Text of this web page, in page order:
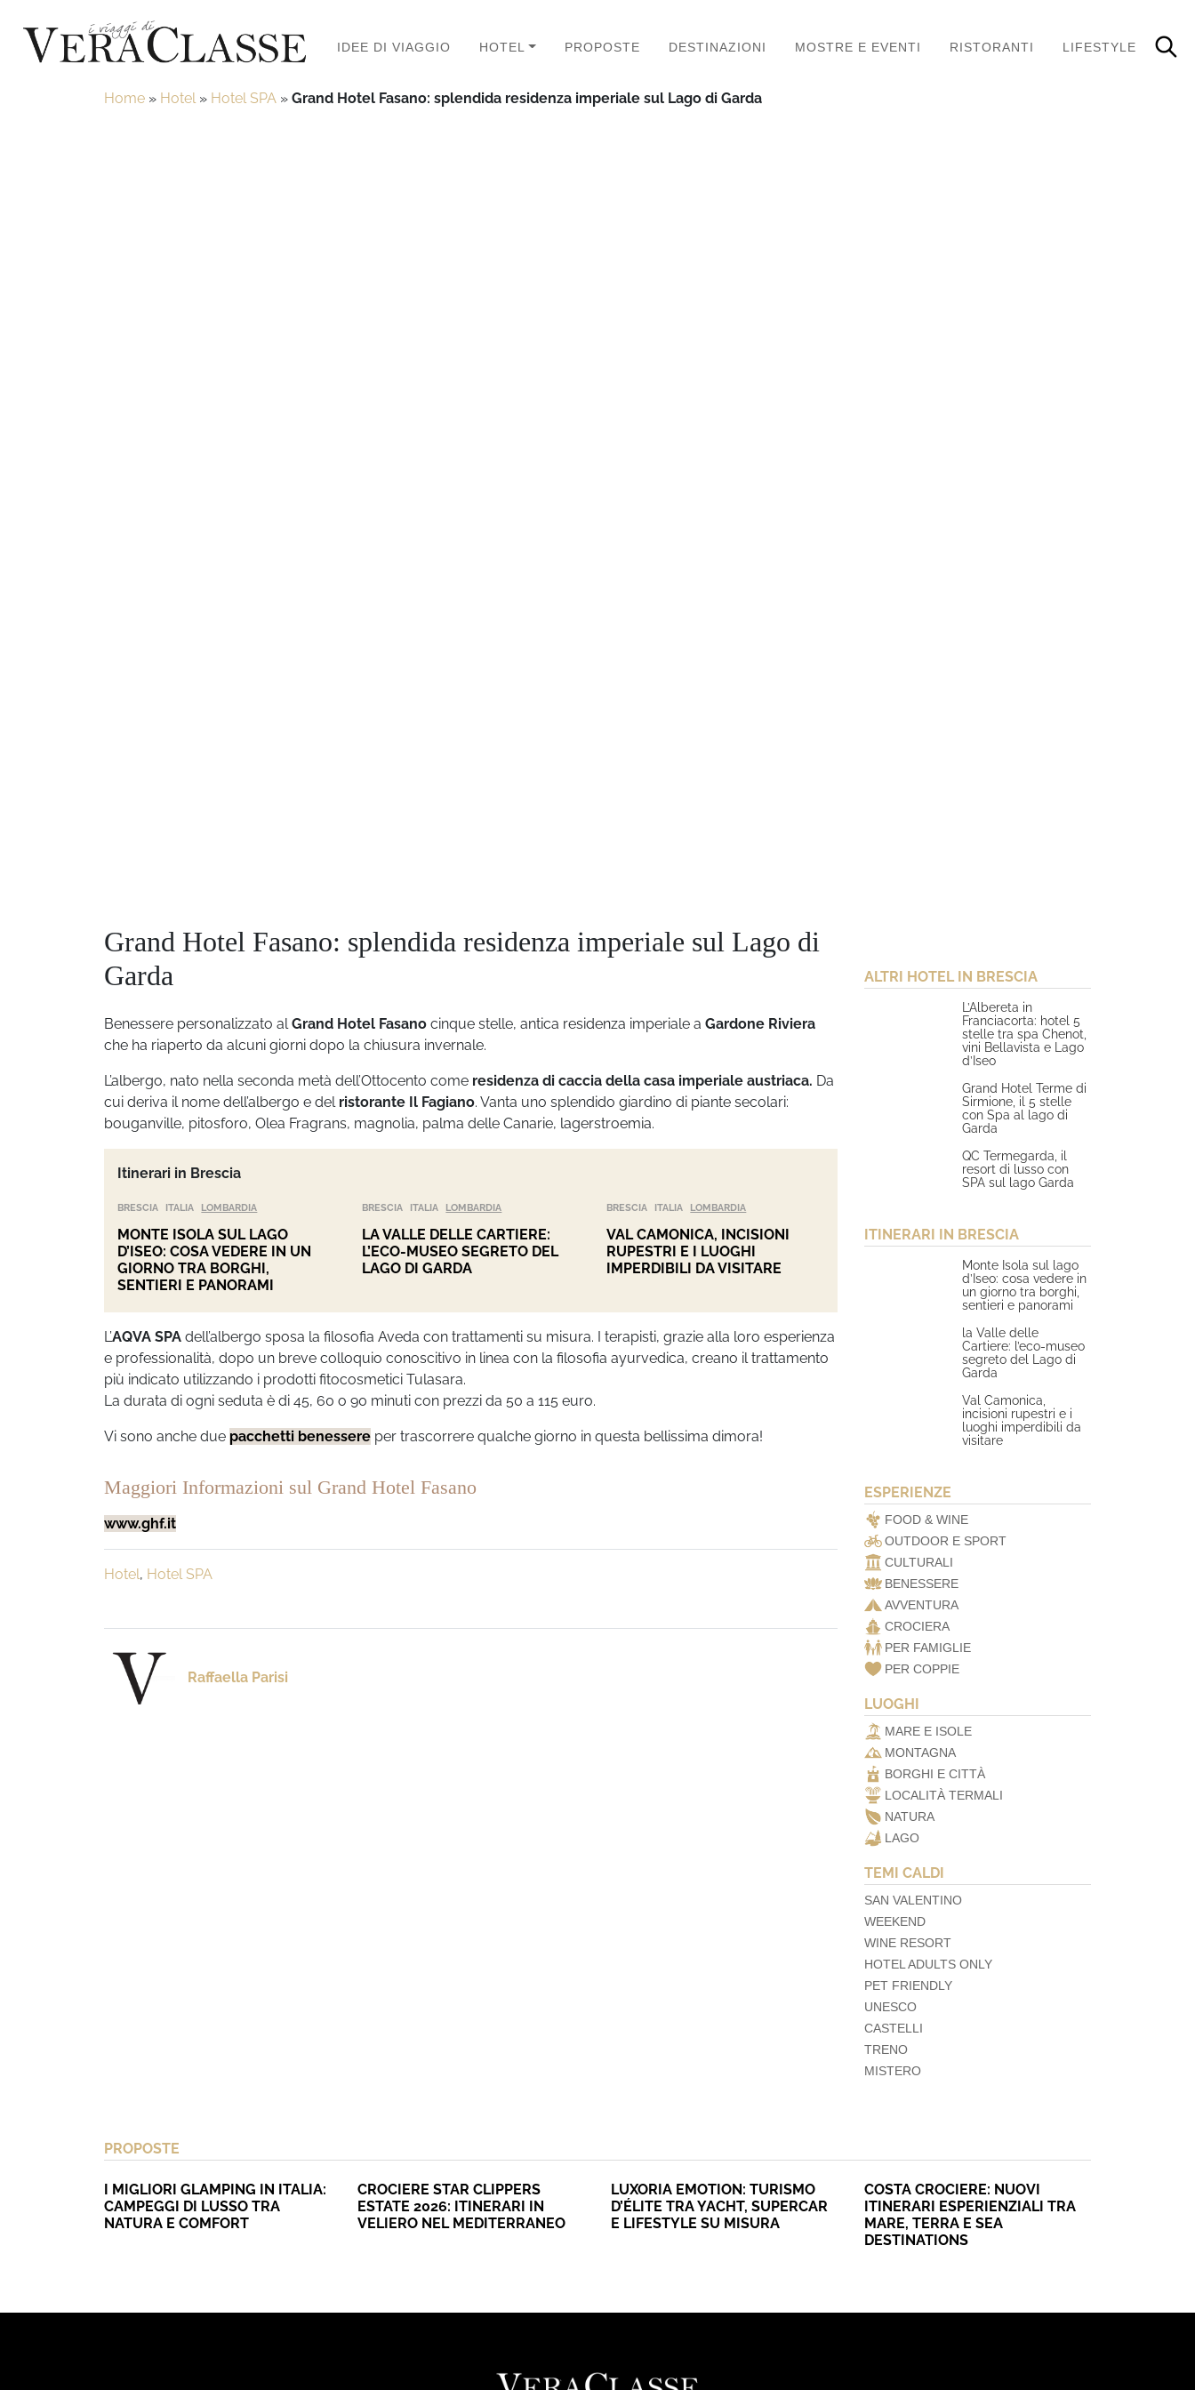
IDEE DI VIAGGIO HOTEL PROPOSTE DESTINAZIONI MOSTRE E EVENTI RISTORANTI LIFESTYLE
Home » Hotel» Hotel SPA » Grand Hotel Fasano: splendida residenza imperiale sul Lago di Garda
Grand Hotel Fasano: splendida residenza imperiale sul Lago di
Garda
Benessere personalizzato alGrand Hotel Fasano cinque stelle, antica residenza imperiale a Gardone Riviera
che ha riaperto da alcuni giorni dopo la chiusura invernale.
L’albergo, nato nella seconda metà dell’Ottocento come residenza di caccia della casa imperiale austriaca. Da
cui deriva il nome dell’albergo e del ristorante Il Fagiano. Vanta uno splendido giardino di piante secolari:
bouganville, pitosforo, Olea Fragrans, magnolia, palma delle Canarie, lagerstroemia.
Itinerari in Brescia
BRESCIA ITALIA LOMBARDIA
MONTE ISOLA SUL LAGO
D’ISEO: COSA VEDERE IN UN
GIORNO TRA BORGHI,
SENTIERI E PANORAMI
BRESCIA ITALIA LOMBARDIA
LA VALLE DELLE CARTIERE:
L’ECO-MUSEO SEGRETO DEL
LAGO DI GARDA
BRESCIA ITALIA LOMBARDIA
VAL CAMONICA, INCISIONI
RUPESTRI E I LUOGHI
IMPERDIBILI DA VISITARE
L’AQVA SPA dell’albergo sposa la filosofia Aveda con trattamenti su misura. I terapisti, grazie alla loro esperienza
e professionalità, dopo un breve colloquio conoscitivo in linea con la filosofia ayurvedica, creano il trattamento
più indicato utilizzando i prodotti fitocosmetici Tulasara.
La durata di ogni seduta è di 45, 60 o 90 minuti con prezzi da 50 a 115 euro.
Vi sono anche due pacchetti benessere per trascorrere qualche giorno in questa bellissima dimora!
Maggiori Informazioni sul Grand Hotel Fasano
www.ghf.it
Hotel, Hotel SPA
Raffaella Parisi
ALTRI HOTEL IN BRESCIA
L’Albereta in
Franciacorta: hotel 5
stelle tra spa Chenot,
vini Bellavista e Lago
d’Iseo
Grand Hotel Terme di
Sirmione, il 5 stelle
con Spa al lago di
Garda
QC Termegarda, il
resort di lusso con
SPA sul lago Garda
ITINERARI IN BRESCIA
Monte Isola sul lago
d’Iseo: cosa vedere in
un giorno tra borghi,
sentieri e panorami
la Valle delle
Cartiere: l’eco-museo
segreto del Lago di
Garda
Val Camonica,
incisioni rupestri e i
luoghi imperdibili da
visitare
ESPERIENZE
FOOD & WINE
OUTDOOR E SPORT
CULTURALI
BENESSERE
AVVENTURA
CROCIERA
PER FAMIGLIE
PER COPPIE
LUOGHI
MARE E ISOLE
MONTAGNA
BORGHI E CITTÀ
LOCALITÀ TERMALI
NATURA
LAGO
TEMI CALDI
SAN VALENTINO
WEEKEND
WINE RESORT
HOTEL ADULTS ONLY
PET FRIENDLY
UNESCO
CASTELLI
TRENO
MISTERO
PROPOSTE
I MIGLIORI GLAMPING IN ITALIA:
CAMPEGGI DI LUSSO TRA
NATURA E COMFORT
CROCIERE STAR CLIPPERS
ESTATE 2026: ITINERARI IN
VELIERO NEL MEDITERRANEO
LUXORIA EMOTION: TURISMO
D’ÉLITE TRA YACHT, SUPERCAR
E LIFESTYLE SU MISURA
COSTA CROCIERE: NUOVI
ITINERARI ESPERIENZIALI TRA
MARE, TERRA E SEA
DESTINATIONS